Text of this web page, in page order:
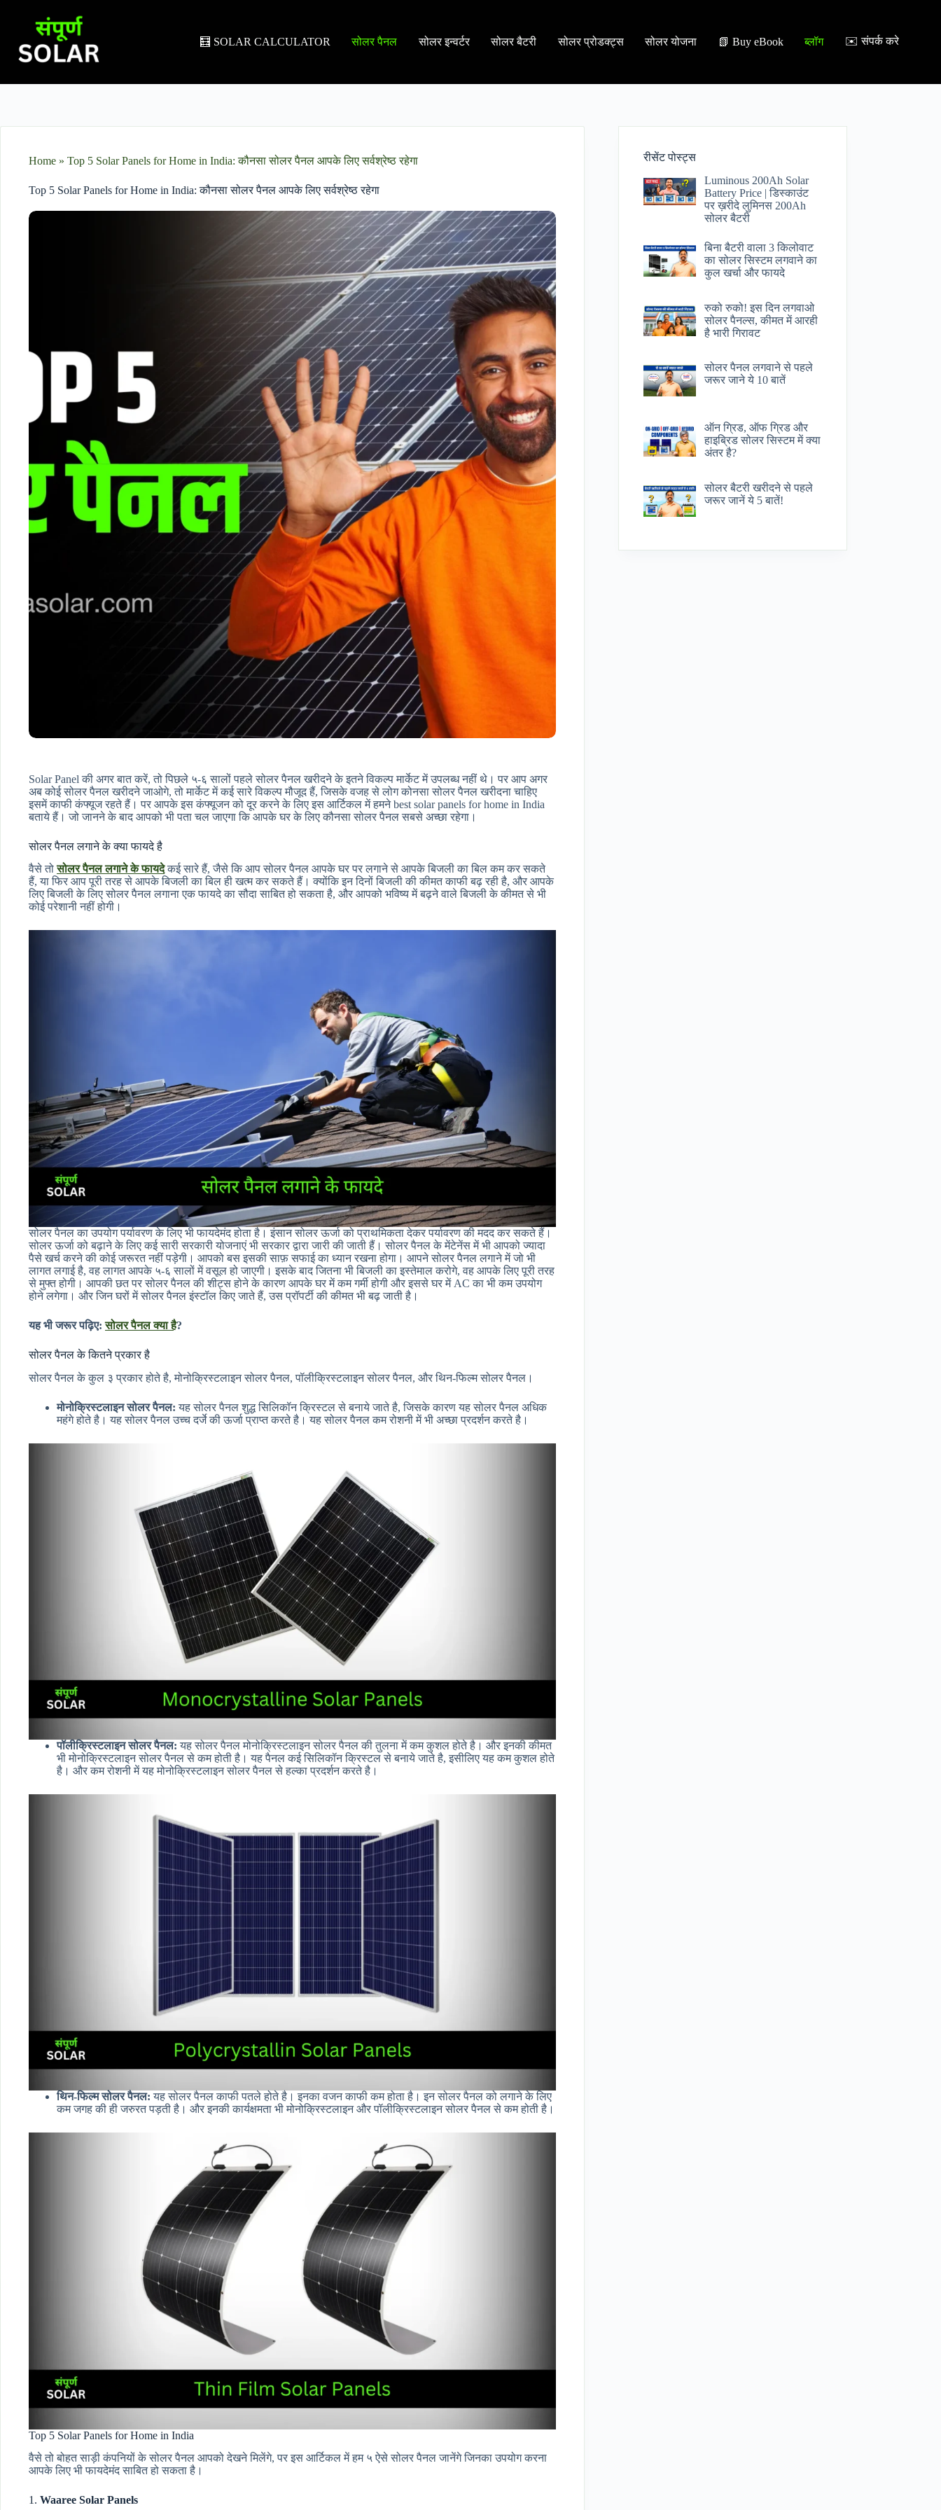
🧮 SOLAR CALCULATOR सोलर पैनल सोलर इन्वर्टर सोलर बैटरी सोलर प्रोडक्ट्स सोलर योजना 📗 Buy eBook ब्लॉग ✉️ संपर्क करे
Home » Top 5 Solar Panels for Home in India: कौनसा सोलर पैनल आपके लिए सर्वश्रेष्ठ रहेगा
Top 5 Solar Panels for Home in India: कौनसा सोलर पैनल आपके लिए सर्वश्रेष्ठ रहेगा
Solar Panel की अगर बात करें, तो पिछले ५-६ सालों पहले सोलर पैनल खरीदने के इतने विकल्प मार्केट में उपलब्ध नहीं थे। पर आप अगर
अब कोई सोलर पैनल खरीदने जाओगे, तो मार्केट में कई सारे विकल्प मौजूद हैं, जिसके वजह से लोग कोनसा सोलर पैनल खरीदना चाहिए
इसमें काफी कंफ्यूज रहते हैं। पर आपके इस कंफ्यूजन को दूर करने के लिए इस आर्टिकल में हमने best solar panels for home in India
बताये हैं। जो जानने के बाद आपको भी पता चल जाएगा कि आपके घर के लिए कौनसा सोलर पैनल सबसे अच्छा रहेगा।
सोलर पैनल लगाने के क्या फायदे है
वैसे तोसोलर पैनल लगाने के फायदेकई सारे हैं, जैसे कि आप सोलर पैनल आपके घर पर लगाने से आपके बिजली का बिल कम कर सकते
हैं, या फिर आप पूरी तरह से आपके बिजली का बिल ही खत्म कर सकते हैं। क्योंकि इन दिनों बिजली की कीमत काफी बढ़ रही है, और आपके
लिए बिजली के लिए सोलर पैनल लगाना एक फायदे का सौदा साबित हो सकता है, और आपको भविष्य में बढ़ने वाले बिजली के कीमत से भी
कोई परेशानी नहीं होगी।
सोलर पैनल का उपयोग पर्यावरण के लिए भी फायदेमंद होता है। इंसान सोलर ऊर्जा को प्राथमिकता देकर पर्यावरण की मदद कर सकते हैं।
सोलर ऊर्जा को बढ़ाने के लिए कई सारी सरकारी योजनाएं भी सरकार द्वारा जारी की जाती हैं। सोलर पैनल के मेंटेनेंस में भी आपको ज्यादा
पैसे खर्च करने की कोई जरूरत नहीं पड़ेगी। आपको बस इसकी साफ़ सफाई का ध्यान रखना होगा। आपने सोलर पैनल लगाने में जो भी
लागत लगाई है, वह लागत आपके ५-६ सालों में वसूल हो जाएगी। इसके बाद जितना भी बिजली का इस्तेमाल करोगे, वह आपके लिए पूरी तरह
से मुफ्त होगी। आपकी छत पर सोलर पैनल की शीट्स होने के कारण आपके घर में कम गर्मी होगी और इससे घर में AC का भी कम उपयोग
होने लगेगा। और जिन घरों में सोलर पैनल इंस्टॉल किए जाते हैं, उस प्रॉपर्टी की कीमत भी बढ़ जाती है।
यह भी जरूर पढ़िए:सोलर पैनल क्या है?
सोलर पैनल के कितने प्रकार है
सोलर पैनल के कुल ३ प्रकार होते है, मोनोक्रिस्टलाइन सोलर पैनल, पॉलीक्रिस्टलाइन सोलर पैनल, और थिन-फिल्म सोलर पैनल।
मोनोक्रिस्टलाइन सोलर पैनल:यह सोलर पैनल शुद्ध सिलिकॉन क्रिस्टल से बनाये जाते है, जिसके कारण यह सोलर पैनल अधिक
महंगे होते है। यह सोलर पैनल उच्च दर्जे की ऊर्जा प्राप्त करते है। यह सोलर पैनल कम रोशनी में भी अच्छा प्रदर्शन करते है।
पॉलीक्रिस्टलाइन सोलर पैनल:यह सोलर पैनल मोनोक्रिस्टलाइन सोलर पैनल की तुलना में कम कुशल होते है। और इनकी कीमत
भी मोनोक्रिस्टलाइन सोलर पैनल से कम होती है। यह पैनल कई सिलिकॉन क्रिस्टल से बनाये जाते है, इसीलिए यह कम कुशल होते
है। और कम रोशनी में यह मोनोक्रिस्टलाइन सोलर पैनल से हल्का प्रदर्शन करते है।
थिन-फिल्म सोलर पैनल: यह सोलर पैनल काफी पतले होते है। इनका वजन काफी कम होता है। इन सोलर पैनल को लगाने के लिए
कम जगह की ही जरुरत पड़ती है। और इनकी कार्यक्षमता भी मोनोक्रिस्टलाइन और पॉलीक्रिस्टलाइन सोलर पैनल से कम होती है।
Top 5 Solar Panels for Home in India
वैसे तो बोहत साड़ी कंपनियों के सोलर पैनल आपको देखने मिलेंगे, पर इस आर्टिकल में हम ५ ऐसे सोलर पैनल जानेंगे जिनका उपयोग करना
आपके लिए भी फायदेमंद साबित हो सकता है।
1. Waaree Solar Panels
रीसेंट पोस्ट्स
Luminous 200Ah Solar
Battery Price​ | डिस्काउंट
पर ख़रीदे लुमिनस 200Ah
सोलर बैटरी
बिना बैटरी वाला 3 किलोवाट
का सोलर सिस्टम लगवाने का
कुल खर्चा और फायदे
रुको रुको! इस दिन लगवाओ
सोलर पैनल्स, कीमत में आरही
है भारी गिरावट
सोलर पैनल लगवाने से पहले
जरूर जाने ये 10 बातें
ऑन ग्रिड, ऑफ ग्रिड और
हाइब्रिड सोलर सिस्टम में क्या
अंतर है?
सोलर बैटरी खरीदने से पहले
जरूर जानें ये 5 बातें!